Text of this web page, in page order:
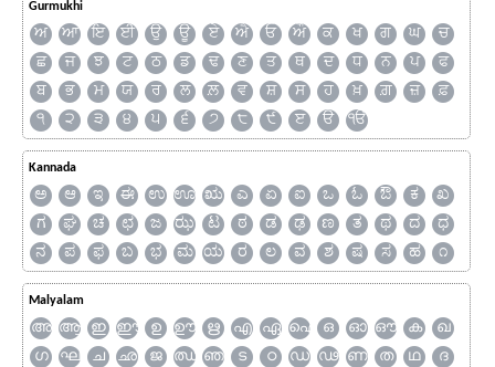
Gurmukhi
ਅ ਆ ਇ ਈ ਉ ਊ ਏ ਐ ਓ ਔ ਕ ਖ ਗ ਘ
ਚ
ਛ
ਜ ਝ ਟ ਠ ਡ ਢ ਣ ਤ ਥ ਦ ਧ ਨ ਪ
ਫ
ਬ
ਭ ਮ ਯ ਰ ਲ ਲ਼ ਵ ਸ਼ ਸ ਹ ਖ਼ ਗ਼ ਜ਼
ਫ਼
੧
੨ ੩ ੪ ੫ ੬ ੭ ੮ ੯ ੲ ੳ ੴ
Kannada
ಅ ಆ ಇ ಈ ಉ ಊ ಋ ಎ ಏ ಐ ಒ ಓ ಔ ಕ
ಖ
ಗ
ಘ ಚ ಛ ಜ ಝ ಟ ಠ ಡ ಢ ಣ ತ ಥ ದ
ಧ
ನ
ಪ ಫ ಬ ಭ ಮ ಯ ರ ಲ ವ ಶ ಷ ಸ ಹ ೧
Malyalam
അ ആ ഇ ഈ ഉ ഊ ഋ എ ഏ ഐ ഒ ഓ ഔ ക
ഖ
ഗ
ഘ ച ഛ ജ ഝ ഞ ട ഠ ഡ ഢ ണ ത ഥ
ദ